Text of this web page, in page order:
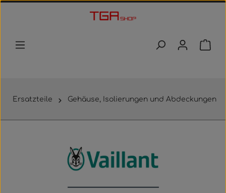
Zum Hauptinhalt springen
Ersatzteile Gehäuse, Isolierungen und Abdeckungen